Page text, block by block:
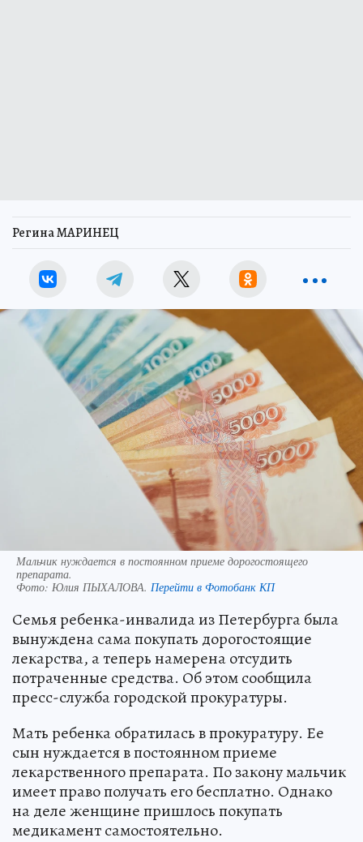
Регина МАРИНЕЦ
Мальчик нуждается в постоянном приеме дорогостоящего
препарата.
Фото: Юлия ПЫХАЛОВА. Перейти в Фотобанк КП
Семья ребенка-инвалида из Петербурга была
вынуждена сама покупать дорогостоящие
лекарства, а теперь намерена отсудить
потраченные средства. Об этом сообщила
пресс-служба городской прокуратуры.
Мать ребенка обратилась в прокуратуру. Ее
сын нуждается в постоянном приеме
лекарственного препарата. По закону мальчик
имеет право получать его бесплатно. Однако
на деле женщине пришлось покупать
медикамент самостоятельно.